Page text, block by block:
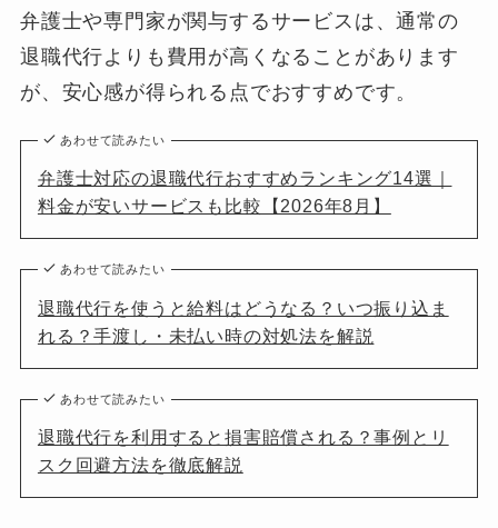
弁護士や専門家が関与するサービスは、通常の
退職代行よりも費用が高くなることがあります
が、安心感が得られる点でおすすめです。
あわせて読みたい
弁護士対応の退職代行おすすめランキング14選｜
料金が安いサービスも比較【2026年8月】
あわせて読みたい
退職代行を使うと給料はどうなる？いつ振り込ま
れる？手渡し・未払い時の対処法を解説
あわせて読みたい
退職代行を利用すると損害賠償される？事例とリ
スク回避方法を徹底解説